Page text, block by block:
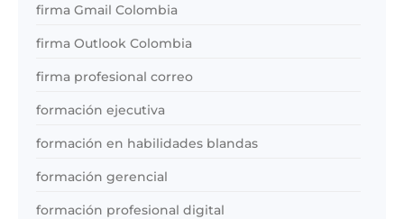
firma Gmail Colombia
firma Outlook Colombia
firma profesional correo
formación ejecutiva
formación en habilidades blandas
formación gerencial
formación profesional digital